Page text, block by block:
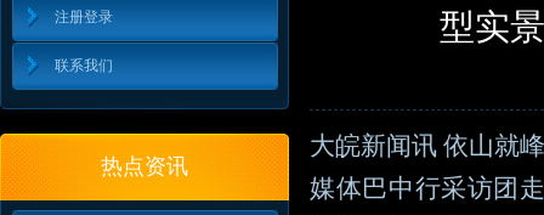
注册登录
联系我们
热点资讯
型实
大皖新闻讯 依山就
媒体巴中行采访团